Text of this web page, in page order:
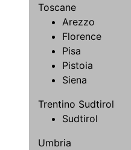
Toscane
Arezzo
Florence
Pisa
Pistoia
Siena
Trentino Sudtirol
Sudtirol
Umbria